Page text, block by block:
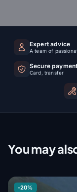
Expert advice
A team of
Secure payment
Card, transfer
You may
-20%